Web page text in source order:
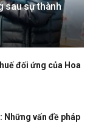
sau sự thành
đối ứng của Hoa
Những vấn đề pháp